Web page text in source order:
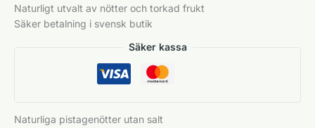
Naturligt utvalt av nötter och torkad frukt
Säker betalning i svensk butik
Säker kassa
Naturliga pistagenötter utan salt